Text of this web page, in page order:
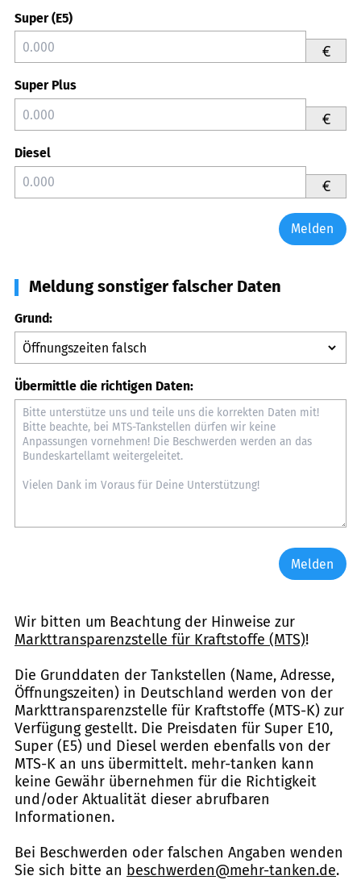
Super (E5)
€
Super Plus
€
Diesel
€
Melden
Meldung sonstiger falscher Daten
Grund:
Übermittle die richtigen Daten:
Melden
Wir bitten um Beachtung der Hinweise zur
Markttransparenzstelle für Kraftstoffe (MTS)!
Die Grunddaten der Tankstellen (Name, Adresse,
Öffnungszeiten) in Deutschland werden von der
Markttransparenzstelle für Kraftstoffe (MTS-K) zur
Verfügung gestellt. Die Preisdaten für Super E10,
Super (E5) und Diesel werden ebenfalls von der
MTS-K an uns übermittelt. mehr-tanken kann
keine Gewähr übernehmen für die Richtigkeit
und/oder Aktualität dieser abrufbaren
Informationen.
Bei Beschwerden oder falschen Angaben wenden
Sie sich bitte an beschwerden@mehr-tanken.de.